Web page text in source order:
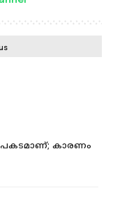
കാരണം